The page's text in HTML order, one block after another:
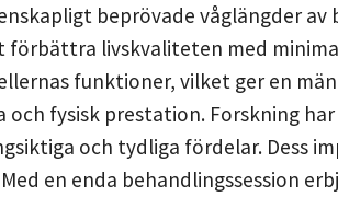
beprövade våglängder
livskvaliteten med
funktioner, vilket ger en
fysisk prestation. Forskning
och tydliga fördelar. Dess
en enda behandlingssession